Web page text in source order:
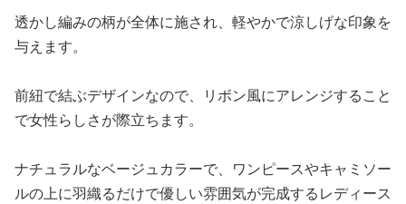
透かし編みの柄が全体に施され、軽やかで涼しげな印象を
与えます。
前紐で結ぶデザインなので、リボン風にアレンジすること
で女性らしさが際立ちます。
ナチュラルなベージュカラーで、ワンピースやキャミソー
ルの上に羽織るだけで優しい雰囲気が完成するレディース